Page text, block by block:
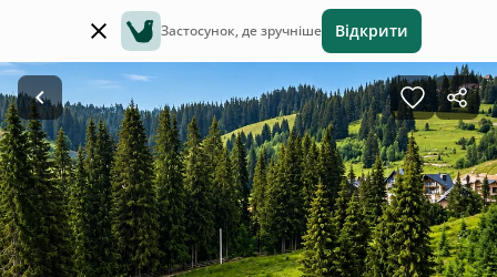
Застосунок, де зручніше Відкрити